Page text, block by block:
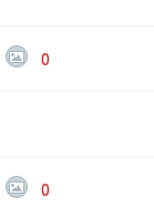
0
0